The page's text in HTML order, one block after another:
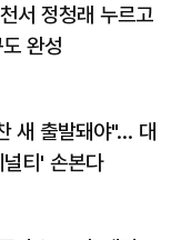
서 정청래 누르고
완성
새 출발돼야"… 대
티' 손본다